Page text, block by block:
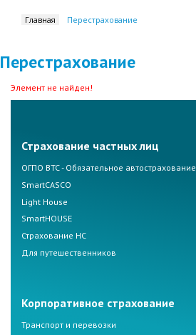
Главная Перестрахование
Перестрахование
Элемент не найден!
Страхование частных лиц
ОГПО ВТС - Обязательное автострахование
SmartCASCO
Light House
SmartHOUSE
Страхование НС
Для путешественников
Корпоративное страхование
Транспорт и перевозки